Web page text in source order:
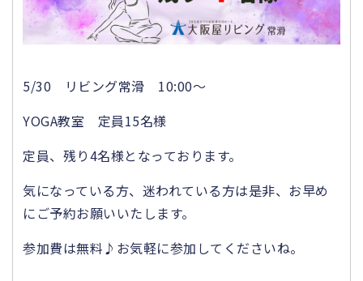
5/30 リビング常滑 10:00～
YOGA教室 定員15名様
定員、残り4名様となっております。
気になっている方、迷われている方は是非、お早め
にご予約お願いいたします。
参加費は無料♪お気軽に参加してくださいね。